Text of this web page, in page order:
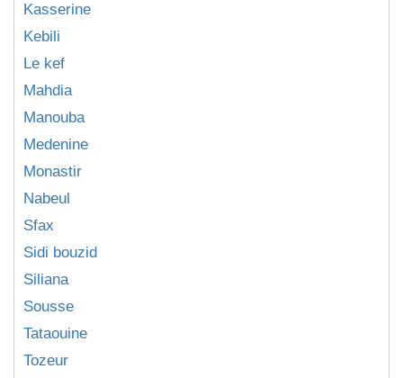
Kasserine
Kebili
Le kef
Mahdia
Manouba
Medenine
Monastir
Nabeul
Sfax
Sidi bouzid
Siliana
Sousse
Tataouine
Tozeur